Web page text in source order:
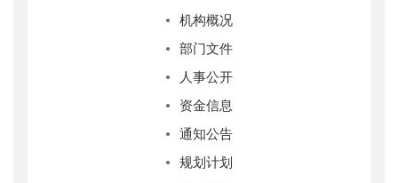
机构概况
部门文件
人事公开
资金信息
通知公告
规划计划